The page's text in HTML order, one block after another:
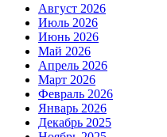
Август 2026
Июль 2026
Июнь 2026
Май 2026
Апрель 2026
Март 2026
Февраль 2026
Январь 2026
Декабрь 2025